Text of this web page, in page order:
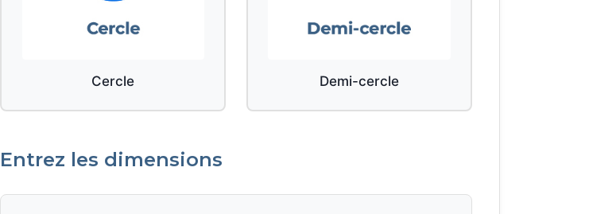
Cercle Demi-cercle
Entrez les dimensions